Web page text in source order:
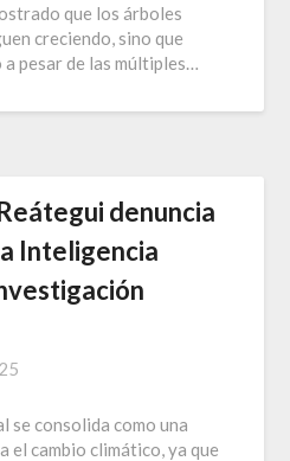
que los árboles
creciendo, sino que
pesar de las múltiples…
denuncia
Inteligencia
consolida como una
el cambio climático, ya que